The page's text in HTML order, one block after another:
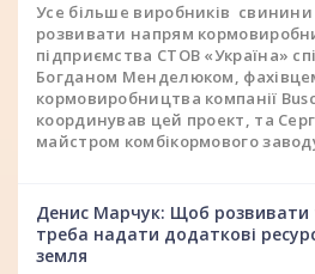
Усе більше виробників
розвивати напрям
підприємства СТОВ «Україна»
Богданом Менделюком,
кормовиробництва компанії
координував цей проект, та
майстром комбікормового
Денис Марчук: Щоб розвивати
треба надати додаткові
земля